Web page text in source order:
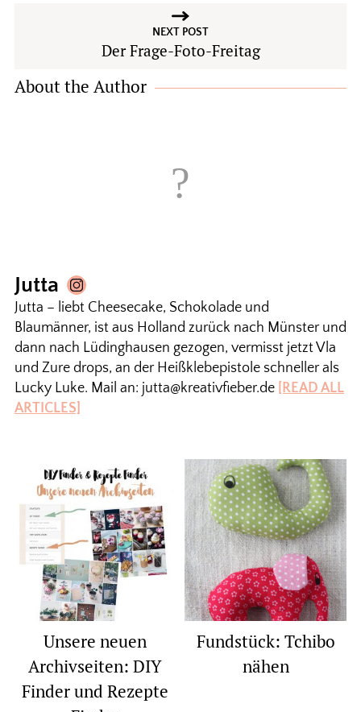
NEXT POST
Der Frage-Foto-Freitag
About the Author
Jutta
Jutta – liebt Cheesecake, Schokolade und
Blaumänner, ist aus Holland zurück nach Münster und
dann nach Lüdinghausen gezogen, vermisst jetzt Vla
und Zure drops, an der Heißklebepistole schneller als
Lucky Luke. Mail an: jutta@kreativfieber.de [READ ALL
ARTICLES]
Unsere neuen
Archivseiten: DIY
Finder und Rezepte
Fundstück: Tchibo
nähen